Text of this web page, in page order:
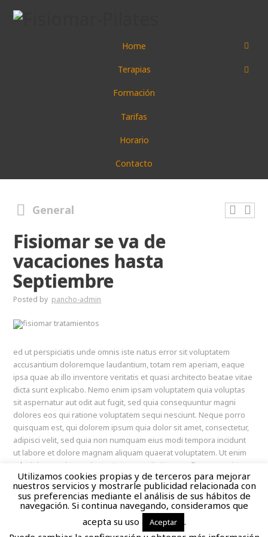
Home
Terapias
Formación
Tarifas
Horario
Contacto
General
Fisiomar se va de
vacaciones hasta
Septiembre
Posted by pancho-admin
ed ut perspiciatis unde omnis iste natus error sit voluptatem
accusantium doloremque laudantium, totam rem aperiam, eaque
ipsa quae ab illo inventore veritatis et quasi architecto beatae vitae
dicta sunt explicabo. Nemo enim ipsam voluptatem quia voluptas
sit aspernatur aut odit aut fugit, sed quia consequuntur magni
dolores eos qui ratione voluptatem sequi nesciunt. Neque porro
quisquam est, qui dolorem ipsum quia dolor sit amet, consectetur,
adipisci velit, sed quia non numquam eius modi tempora incidunt
ut labore et dolore magnam aliquam quaerat voluptatem. Ut enim
ad minima veniam, quis nostrum exercitationem ullam corporis
suscipit laboriosam, nisi ut aliquid ex ea commodi consequatur?
Quis autem vel eum iure reprehenderit qui in ea voluptate velit
esse quam nihil molestiae consequatur, vel illum qui dolorem eum
Utilizamos cookies propias y de terceros para mejorar
nuestros servicios y mostrarle publicidad relacionada con
sus preferencias mediante el análisis de sus hábitos de
navegación. Si continua navegando, consideramos que
acepta su uso
Aceptar
.